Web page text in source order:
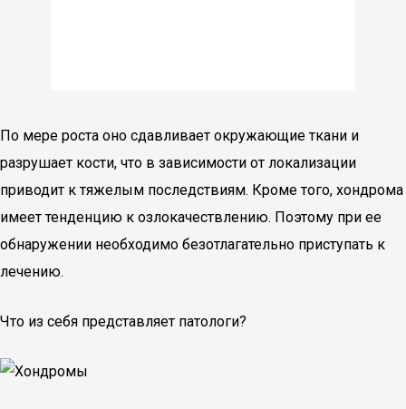
По мере роста оно сдавливает окружающие ткани и
разрушает кости, что в зависимости от локализации
приводит к тяжелым последствиям. Кроме того, хондрома
имеет тенденцию к озлокачествлению. Поэтому при ее
обнаружении необходимо безотлагательно приступать к
лечению.
Что из себя представляет патологи?